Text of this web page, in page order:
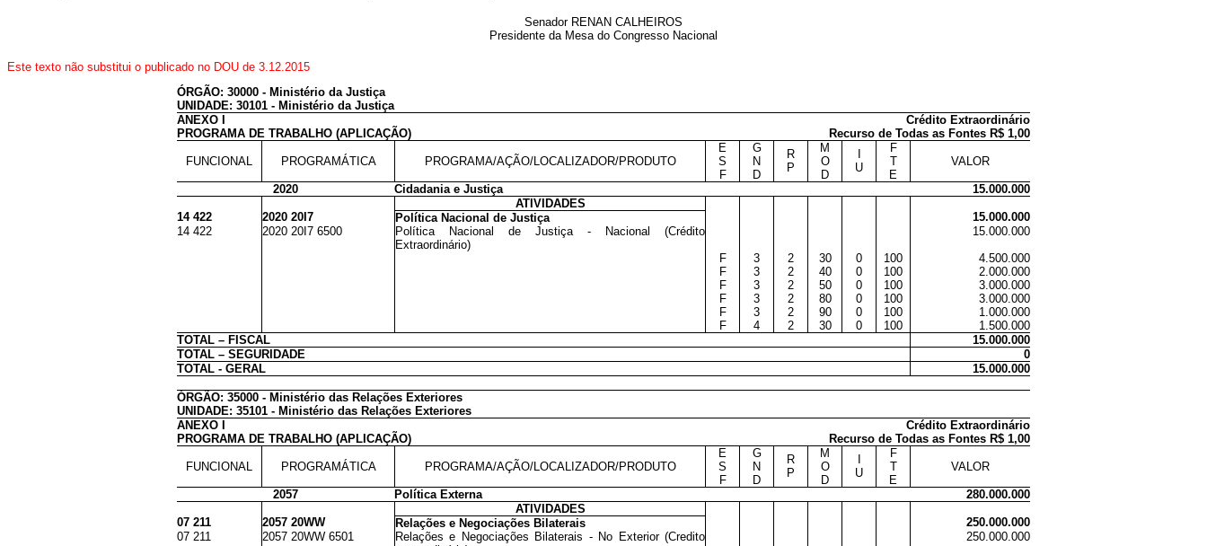
Senador RENAN CALHEIROS
Presidente da Mesa do Congresso Nacional
Este texto não substitui o publicado no DOU de 3.12.2015
ÓRGÃO: 30000 - Ministério da Justiça
UNIDADE: 30101 - Ministério da Justiça
ANEXO I
Crédito Extraordinário
PROGRAMA DE TRABALHO (APLICAÇÃO)
Recurso de Todas as Fontes R$ 1,00
FUNCIONAL PROGRAMÁTICA PROGRAMA/AÇÃO/LOCALIZADOR/PRODUTO
E
S
F
G
N
D
R
P
M
O
D
U
F
T
E
VALOR
2020 Cidadania e Justiça
15.000.000
ATIVIDADES
14 422
2020 20I7 Política Nacional de Justiça
15.000.000
14 422
2020 20I7 6500
Política Nacional de Justiça - Nacional (Crédito
Extraordinário)
15.000.000
F
3 2 30 0 100
4.500.000
F
3 2 40 0 100
2.000.000
F
3 2 50 0 100
3.000.000
F
3 2 80 0 100
3.000.000
F
3 2 90 0 100
1.000.000
F
4 2 30 0 100
1.500.000
TOTAL – FISCAL
15.000.000
TOTAL – SEGURIDADE
0
TOTAL - GERAL
15.000.000
ÓRGÃO: 35000 - Ministério das Relações Exteriores
UNIDADE: 35101 - Ministério das Relações Exteriores
ANEXO I
Crédito Extraordinário
PROGRAMA DE TRABALHO (APLICAÇÃO)
Recurso de Todas as Fontes R$ 1,00
FUNCIONAL PROGRAMÁTICA PROGRAMA/AÇÃO/LOCALIZADOR/PRODUTO
E
S
F
G
N
D
R
P
M
O
D
U
F
T
E
VALOR
2057 Política Externa
280.000.000
ATIVIDADES
07 211
2057 20WW Relações e Negociações Bilaterais
250.000.000
07 211
2057 20WW 6501
Relações e Negociações Bilaterais - No Exterior (Credito
250.000.000